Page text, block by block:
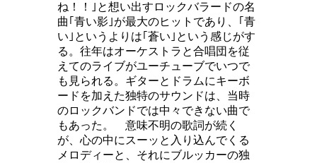
ね！！｣と想い出すロックバラードの名
曲｢青い影｣が最大のヒットであり、｢青
い｣というよりは｢蒼い｣という感じがす
る。往年はオーケストラと合唱団を従
えてのライブがユーチューブでいつで
も見られる。ギターとドラムにキーボ
ードを加えた独特のサウンドは、当時
のロックバンドでは中々できない曲で
もあった。 意味不明の歌詞が続く
が、心の中にスーッと入り込んでくる
メロディーと、それにブルッカーの独